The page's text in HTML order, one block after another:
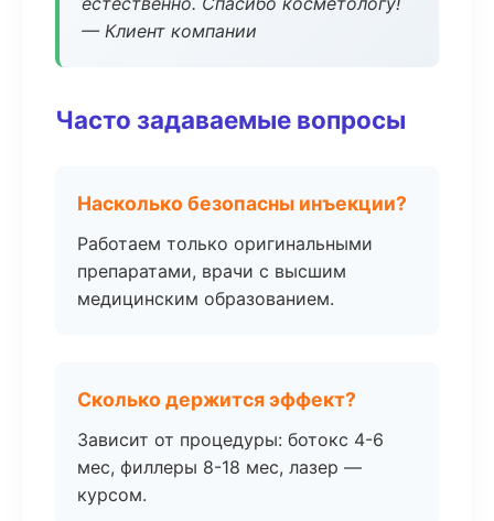
— Клиент компании
Часто задаваемые вопросы
Насколько безопасны инъекции?
Работаем только оригинальными
препаратами, врачи с высшим
медицинским образованием.
Сколько держится эффект?
Зависит от процедуры: ботокс 4-6
мес, филлеры 8-18 мес, лазер —
курсом.